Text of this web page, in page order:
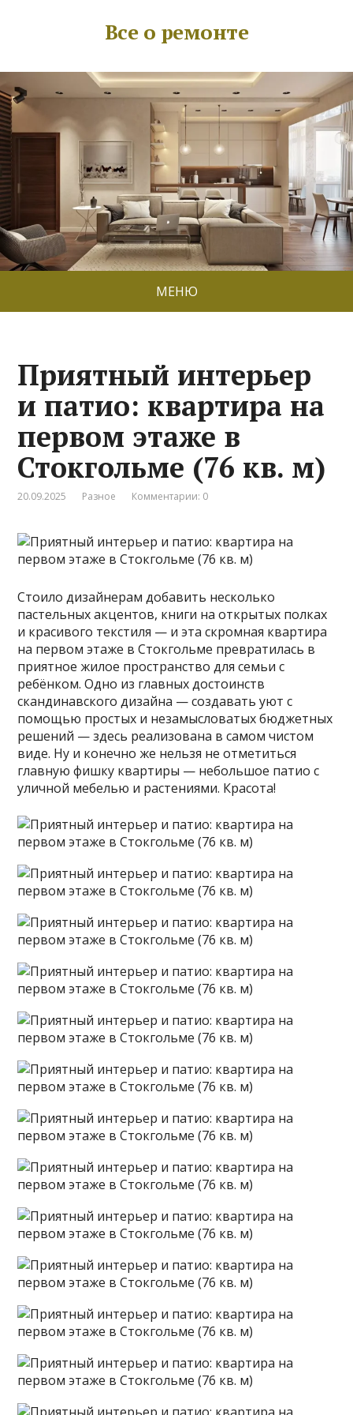
Все о ремонте
МЕНЮ
Приятный интерьер
и патио: квартира на
первом этаже в
Стокгольме (76 кв. м)
20.09.2025 Разное Комментарии: 0
Стоило дизайнерам добавить несколько
пастельных акцентов, книги на открытых полках
и красивого текстиля — и эта скромная квартира
на первом этаже в Стокгольме превратилась в
приятное жилое пространство для семьи с
ребёнком. Одно из главных достоинств
скандинавского дизайна — создавать уют с
помощью простых и незамысловатых бюджетных
решений — здесь реализована в самом чистом
виде. Ну и конечно же нельзя не отметиться
главную фишку квартиры — небольшое патио с
уличной мебелью и растениями. Красота!